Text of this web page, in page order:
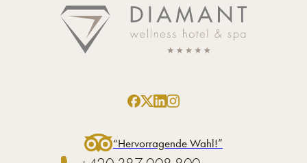
“Hervorragende Wahl!”